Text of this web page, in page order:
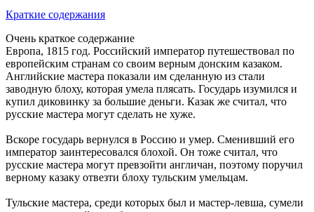
Краткие содержания
Очень краткое содержание
Европа, 1815 год. Российский император путешествовал по
европейским странам со своим верным донским казаком.
Английские мастера показали им сделанную из стали
заводную блоху, которая умела плясать. Государь изумился и
купил диковинку за большие деньги. Казак же считал, что
русские мастера могут сделать не хуже.
Вскоре государь вернулся в Россию и умер. Сменивший его
император заинтересовался блохой. Он тоже считал, что
русские мастера могут превзойти англичан, поэтому поручил
верному казаку отвезти блоху тульским умельцам.
Тульские мастера, среди которых был и мастер-левша, сумели